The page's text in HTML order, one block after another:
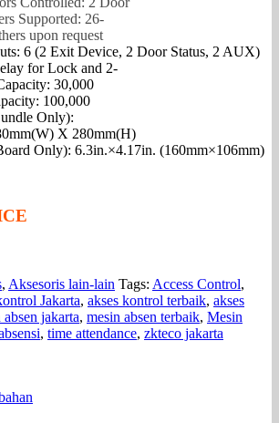
Supported: 26-
upon request
6 (2 Exit Device, 2 Door Status, 2 AUX)
for Lock and 2-
30,000
100,000
Only):
X 280mm(H)
Only): 6.3in.×4.17in. (160mm×106mm)
, Aksesoris lain-lain Tags: Access Control,
Jakarta, akses kontrol terbaik, akses
absen jakarta, mesin absen terbaik, Mesin
, time attendance, zkteco jakarta